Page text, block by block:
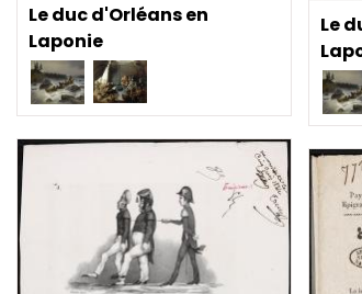
Le duc d'Orléans en
Laponie
Le